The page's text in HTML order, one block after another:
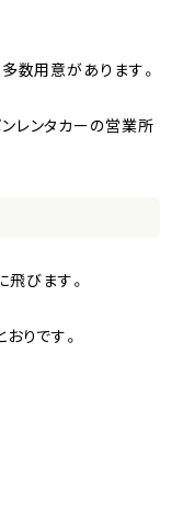
数用意があります。
レンタカーの営業所
びます。
りです。